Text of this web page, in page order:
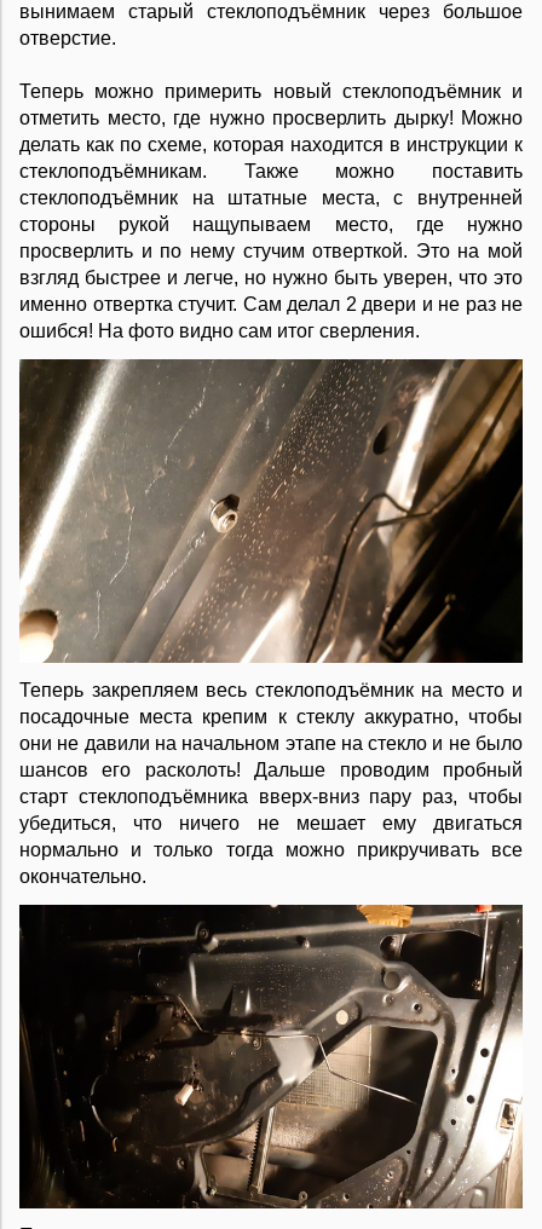
вынимаем старый стеклоподъёмник через большое
отверстие.
Теперь можно примерить новый стеклоподъёмник и
отметить место, где нужно просверлить дырку! Можно
делать как по схеме, которая находится в инструкции к
стеклоподъёмникам. Также можно поставить
стеклоподъёмник на штатные места, с внутренней
стороны рукой нащупываем место, где нужно
просверлить и по нему стучим отверткой. Это на мой
взгляд быстрее и легче, но нужно быть уверен, что это
именно отвертка стучит. Сам делал 2 двери и не раз не
ошибся! На фото видно сам итог сверления.
Теперь закрепляем весь стеклоподъёмник на место и
посадочные места крепим к стеклу аккуратно, чтобы
они не давили на начальном этапе на стекло и не было
шансов его расколоть! Дальше проводим пробный
старт стеклоподъёмника вверх-вниз пару раз, чтобы
убедиться, что ничего не мешает ему двигаться
нормально и только тогда можно прикручивать все
окончательно.